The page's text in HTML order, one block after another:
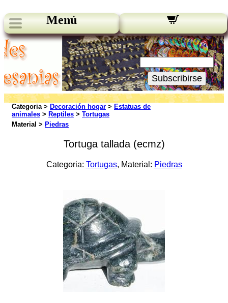
Menú
Novedades:
Su Email:
Subscribirse
Categoria > Decoración hogar > Estatuas de
animales > Reptiles > Tortugas
Material > Piedras
Tortuga tallada (ecmz)
Categoria: Tortugas, Material: Piedras